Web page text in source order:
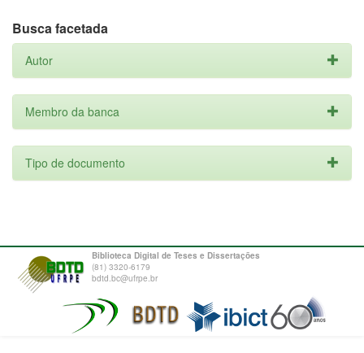
Busca facetada
Autor
Membro da banca
Tipo de documento
Biblioteca Digital de Teses e Dissertações
(81) 3320-6179
bdtd.bc@ufrpe.br